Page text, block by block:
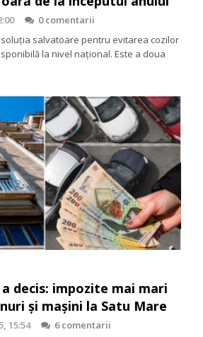
0 comentarii
salvatoare pentru evitarea cozilor
la nivel național. Este a doua
decis: impozite mai mari
și mașini la Satu Mare
15:54
6 comentarii